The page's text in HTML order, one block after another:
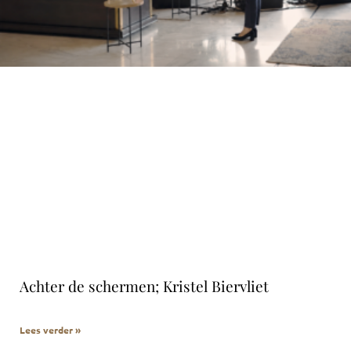
Achter de schermen; Kristel Biervliet
Lees verder »